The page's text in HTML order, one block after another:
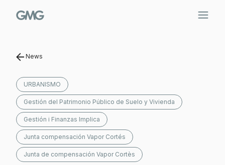
News
URBANISMO
Gestión del Patrimonio Público de Suelo y Vivienda
Gestión i Finanzas Implica
Junta compensación Vapor Cortés
Junta de compensación Vapor Cortès